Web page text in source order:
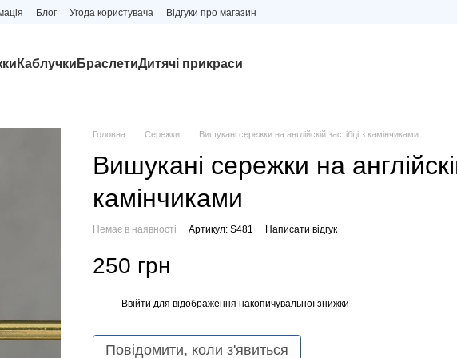
Блог Угода користувача Відгуки про магазин
Каблучки БраслетиДитячі прикраси
Головна Сережки Вишукані сережки на англійскій застібці з камінчиками
Вишукані сережки на
камінчиками
Немає в наявності Артикул: S481 Написати відгук
250 грн
Ввійти для відображення накопичувальної знижки
Повідомити, коли з'явиться